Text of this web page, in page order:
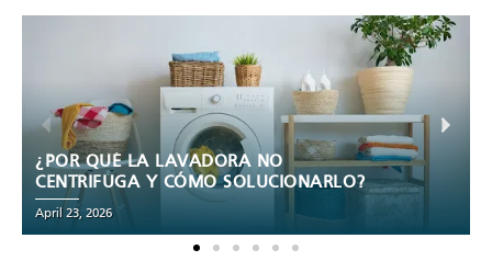
CÓMO ENCENDER UN HORNO
ELÉCTRICO DE MANERA SEGURA
April 23, 2026